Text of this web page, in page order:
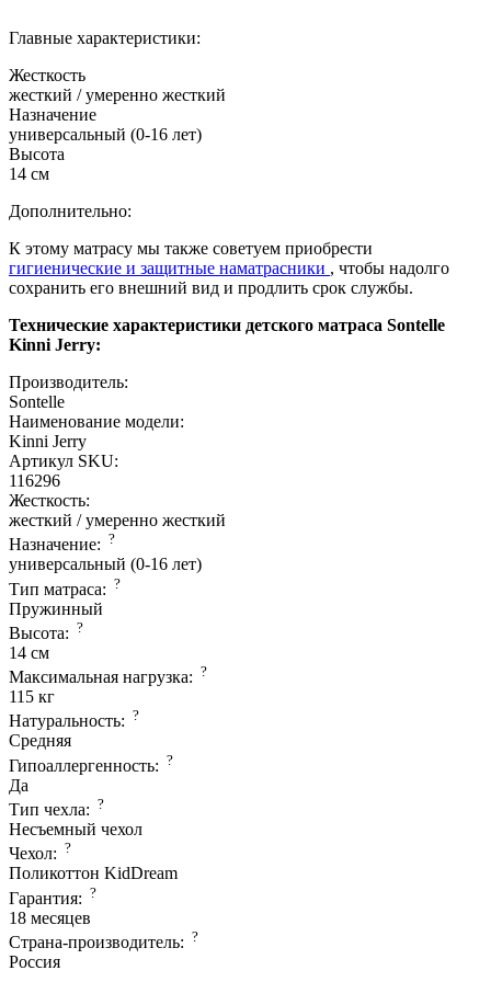
Главные характеристики:
Жесткость
жесткий / умеренно жесткий
Назначение
универсальный (0-16 лет)
Высота
14 см
Дополнительно:
К этому матрасу мы также советуем приобрести
гигиенические и защитные наматрасники , чтобы надолго
сохранить его внешний вид и продлить срок службы.
Технические характеристики детского матраса Sontelle
Kinni Jerry:
Производитель:
Sontelle
Наименование модели:
Kinni Jerry
Артикул SKU:
116296
Жесткость:
жесткий / умеренно жесткий
Назначение: ?
универсальный (0-16 лет)
Тип матраса: ?
Пружинный
Высота: ?
14 см
Максимальная нагрузка: ?
115 кг
Натуральность: ?
Средняя
Гипоаллергенность: ?
Да
Тип чехла: ?
Несъемный чехол
Чехол: ?
Поликоттон KidDream
Гарантия: ?
18 месяцев
Страна-производитель: ?
Россия